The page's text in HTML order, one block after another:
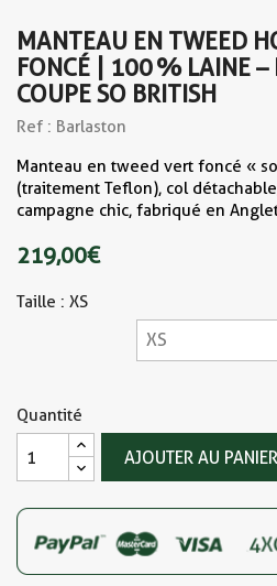
MANTEAU EN TWEED
FONCÉ | 100 % LAINE –
COUPE SO BRITISH
Ref : Barlaston
Manteau en tweed vert foncé «
(traitement Teflon), col
campagne chic, fabriqué en
219,00 €
Taille : XS
Quantité
AJOUTER AU PANIER